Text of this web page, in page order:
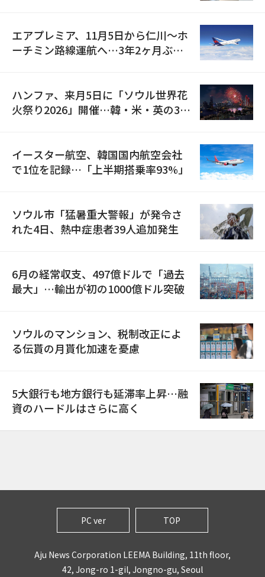
エアプレミア、11月5日から仁川〜ホ
ーチミン路線運航へ…3年2ヶ月ぶり
ハンファ、来月5日に「ソウル世界花
火祭り2026」開催…韓・米・英の3カ
イースター航空、韓国国内航空会社
で1位を記録…「上半期搭乗率93%」
ソウル市「猛暑重大警報」が発令さ
れた4日、熱中症患者39人追加発生
6月の経常収支、497億ドルで「過去
最大」…輸出が初の1000億ドル突破
ソウルのマンション、税制改正によ
る伝貰の月貰化加速を憂慮
5大銀行も地方銀行も延滞率上昇…融
資のハードルはさらに高く
PC ver TOP
Aju News Corporation LEEMA Building, 11th floor,
42, Jong-ro 1-gil, Jongno-gu, Seoul